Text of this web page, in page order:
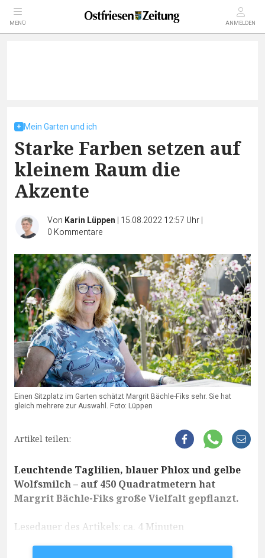
MENÜ ANMELDEN
Mein Garten und ich
Starke Farben setzen auf
kleinem Raum die
Akzente
Von Karin Lüppen | 15.08.2022 12:57 Uhr|
0 Kommentare
Einen Sitzplatz im Garten schätzt Margrit Bächle-Fiks sehr. Sie hat
gleich mehrere zur Auswahl. Foto: Lüppen
Artikel teilen:
Leuchtende Taglilien, blauer Phlox und gelbe
Wolfsmilch – auf 450 Quadratmetern hat
Margrit Bächle-Fiks große Vielfalt gepflanzt.
Lesedauer des Artikels: ca. 4 Minuten